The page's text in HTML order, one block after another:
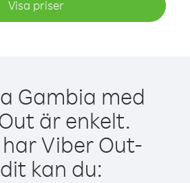
Visa priser
Gambia med
är enkelt.
Viber Out-
kan du: